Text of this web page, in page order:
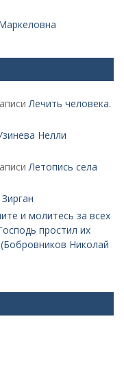
Лечить человека.
Нелли
Летопись села
и молитесь за всех
простил их
Николай